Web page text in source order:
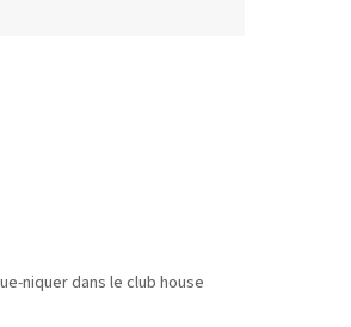
niquer dans le club house